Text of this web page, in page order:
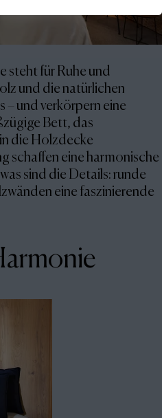
steht für Ruhe und
und die natürlichen
– und verkörpern eine
Bett, das
die Holzdecke
schaffen eine harmonische
sind die Details: runde
eine faszinierende